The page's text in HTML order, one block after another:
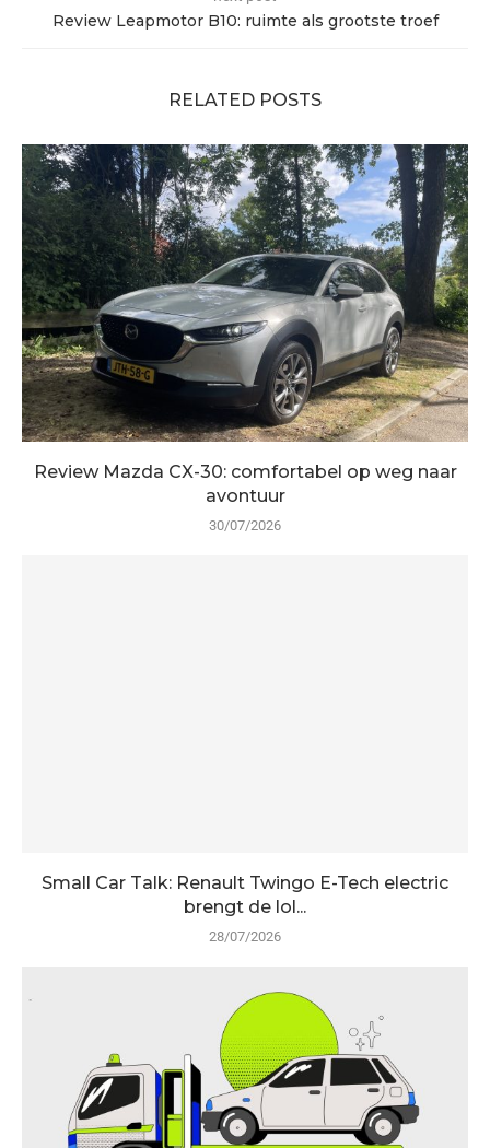
Review Leapmotor B10: ruimte als grootste troef
RELATED POSTS
Review Mazda CX-30: comfortabel op weg naar
avontuur
30/07/2026
Small Car Talk: Renault Twingo E-Tech electric
brengt de lol...
28/07/2026